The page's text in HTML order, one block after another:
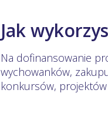
Jak
Na dofinansowanie
wychowanków,
konkursów,